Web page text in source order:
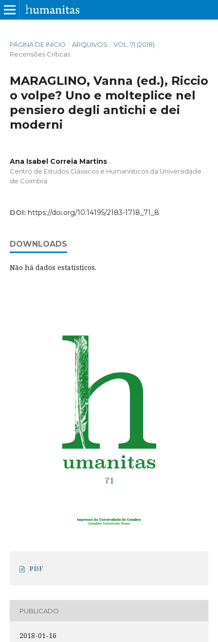
PÁGINA DE INÍCIO / ARQUIVOS / VOL. 71 (2018) /
Recensões Críticas
MARAGLINO, Vanna (ed.), Riccio
o volpe? Uno e molteplice nel
pensiero degli antichi e dei
moderni
Ana Isabel Correia Martins
Centro de Estudos Clássicos e Humanísticos da Universidade
de Coimbra
DOI: https://doi.org/10.14195/2183-1718_71_8
DOWNLOADS
Não há dados estatísticos.
PDF
PUBLICADO
2018-01-16